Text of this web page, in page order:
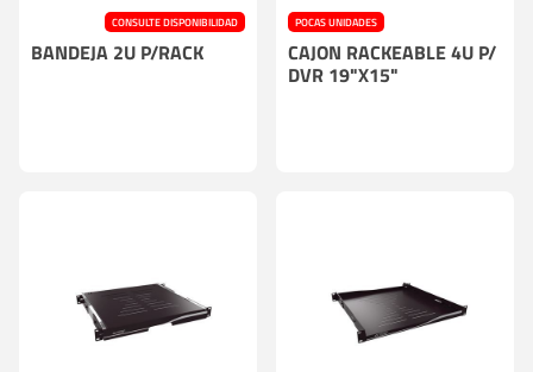
CONSULTE DISPONIBILIDAD
BANDEJA 2U P/RACK
POCAS UNIDADES
CAJON RACKEABLE 4U P/
DVR 19"X15"